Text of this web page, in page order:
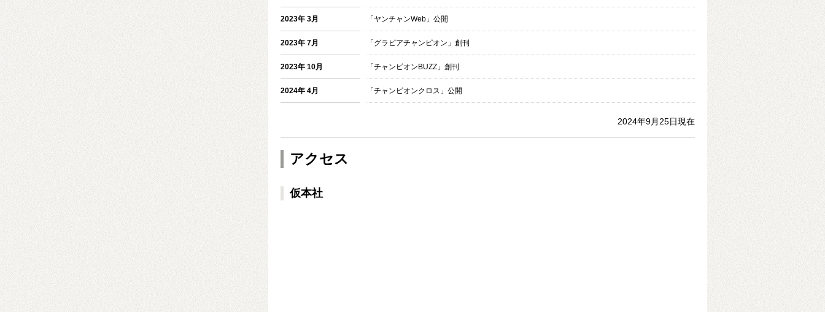
2023年 3月 「ヤンチャンWeb」公開
2023年 7月 「グラビアチャンピオン」創刊
2023年 10月 「チャンピオンBUZZ」創刊
2024年 4月 「チャンピオンクロス」公開
2024年9月25日現在
アクセス
仮本社